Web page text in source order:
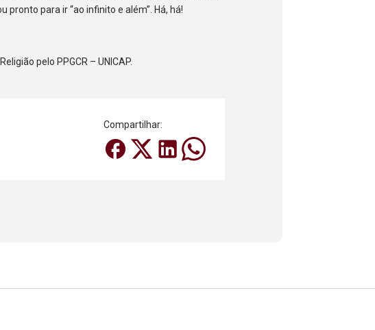
para ir “ao infinito e além”. Há, há!
pelo PPGCR – UNICAP.
Compartilhar: